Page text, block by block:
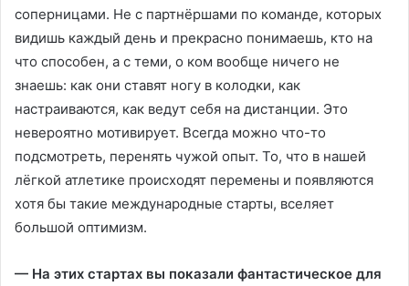
соперницами. Не с партнёршами по команде, которых
видишь каждый день и прекрасно понимаешь, кто на
что способен, а с теми, о ком вообще ничего не
знаешь: как они ставят ногу в колодки, как
настраиваются, как ведут себя на дистанции. Это
невероятно мотивирует. Всегда можно что-то
подсмотреть, перенять чужой опыт. То, что в нашей
лёгкой атлетике происходят перемены и появляются
хотя бы такие международные старты, вселяет
большой оптимизм.
— На этих стартах вы показали фантастическое для